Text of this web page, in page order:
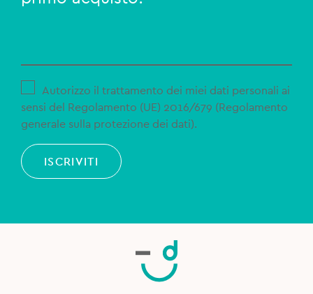
Autorizzo il trattamento dei miei dati personali ai
sensi del Regolamento (UE) 2016/679 (Regolamento
generale sulla protezione dei dati).
ISCRIVITI